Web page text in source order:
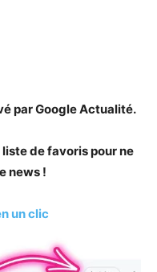
par Google Actualité.
de favoris pour ne
news !
un clic